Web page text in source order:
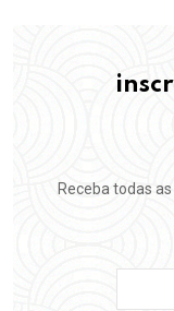
Receba todas